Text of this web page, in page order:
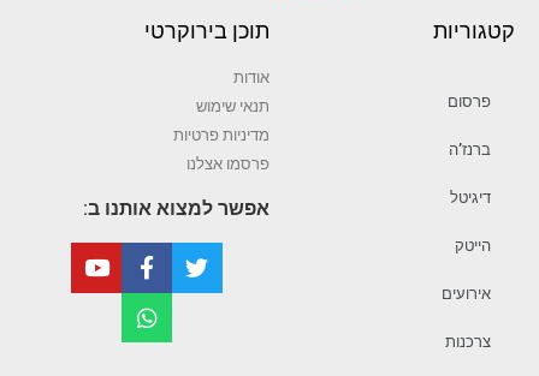
קטגוריות
פרסום
ברנז’ה
דיגיטל
הייטק
אירועים
צרכנות
תוכן בירוקרטי
אודות
תנאי שימוש
מדיניות פרטיות
פרסמו אצלנו
אפשר למצוא אותנו ב: